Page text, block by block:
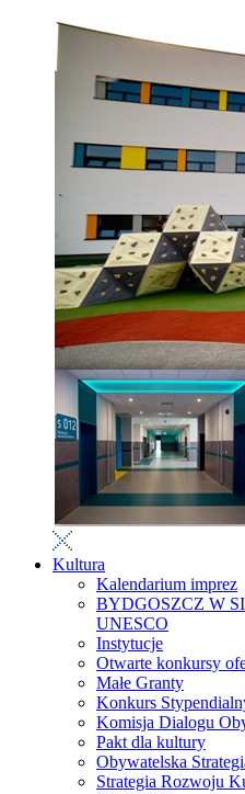
Kultura
Kalendarium imprez
BYDGOSZCZ W
UNESCO
Instytucje
Otwarte konkursy
Małe Granty
Konkurs
Komisja Dialogu
Pakt dla kultury
Obywatelska
Strategia Rozwoju